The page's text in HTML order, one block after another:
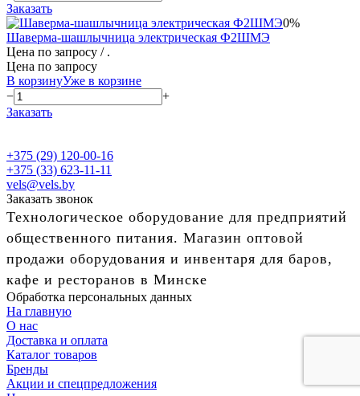
Заказать
0%
Шаверма-шашлычница электрическая Ф2ШМЭ
Цена по запросу / .
Цена по запросу
В корзинуУже в корзине
−
+
Заказать
+375 (29) 120-00-16
+375 (33) 623-11-11
vels@vels.by
Заказать звонок
Технологическое оборудование для предприятий
общественного питания. Магазин оптовой
продажи оборудования и инвентаря для баров,
кафе и ресторанов в Минске
Обработка персональных данных
На главную
О нас
Доставка и оплата
Каталог товаров
Бренды
Акции и спецпредложения